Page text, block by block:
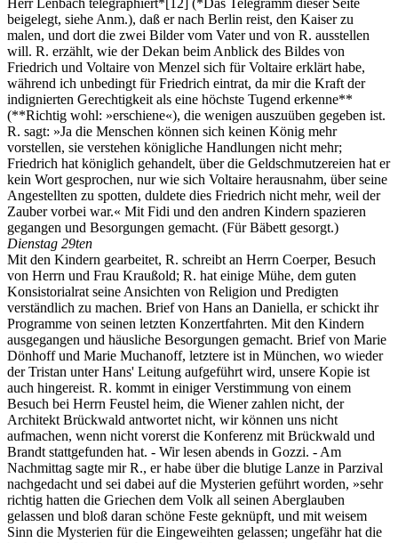
beigelegt, siehe Anm.), daß er nach Berlin reist, den Kaiser zu
malen, und dort die zwei Bilder vom Vater und von R. ausstellen
will. R. erzählt, wie der Dekan beim Anblick des Bildes von
Friedrich und Voltaire von Menzel sich für Voltaire erklärt habe,
während ich unbedingt für Friedrich eintrat, da mir die Kraft der
indignierten Gerechtigkeit als eine höchste Tugend erkenne**
(**Richtig wohl: »erschiene«), die wenigen auszuüben gegeben ist.
R. sagt: »Ja die Menschen können sich keinen König mehr
vorstellen, sie verstehen königliche Handlungen nicht mehr;
Friedrich hat königlich gehandelt, über die Geldschmutzereien hat er
kein Wort gesprochen, nur wie sich Voltaire herausnahm, über seine
Angestellten zu spotten, duldete dies Friedrich nicht mehr, weil der
Zauber vorbei war.« Mit Fidi und den andren Kindern spazieren
gegangen und Besorgungen gemacht. (Für Bäbett gesorgt.)
Dienstag 29ten
Mit den Kindern gearbeitet, R. schreibt an Herrn Coerper, Besuch
von Herrn und Frau Kraußold; R. hat einige Mühe, dem guten
Konsistorialrat seine Ansichten von Religion und Predigten
verständlich zu machen. Brief von Hans an Daniella, er schickt ihr
Programme von seinen letzten Konzertfahrten. Mit den Kindern
ausgegangen und häusliche Besorgungen gemacht. Brief von Marie
Dönhoff und Marie Muchanoff, letztere ist in München, wo wieder
der Tristan unter Hans' Leitung aufgeführt wird, unsere Kopie ist
auch hingereist. R. kommt in einiger Verstimmung von einem
Besuch bei Herrn Feustel heim, die Wiener zahlen nicht, der
Architekt Brückwald antwortet nicht, wir können uns nicht
aufmachen, wenn nicht vorerst die Konferenz mit Brückwald und
Brandt stattgefunden hat. - Wir lesen abends in Gozzi. - Am
Nachmittag sagte mir R., er habe über die blutige Lanze in Parzival
nachgedacht und sei dabei auf die Mysterien geführt worden, »sehr
richtig hatten die Griechen dem Volk all seinen Aberglauben
gelassen und bloß daran schöne Feste geknüpft, und mit weisem
Sinn die Mysterien für die Eingeweihten gelassen; ungefähr hat die